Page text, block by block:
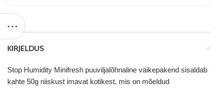
KIRJELDUS
Stop Humidity Minifresh puuviljalõhnaline väikepakend sisaldab
kahte 50g niiskust imavat kotikest, mis on mõeldud